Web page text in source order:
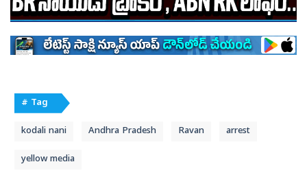
# Tag
kodali nani Andhra Pradesh Ravan arrest
yellow media